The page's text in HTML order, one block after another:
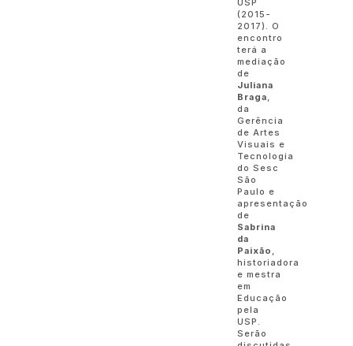
USP
(2015-
2017). O
encontro
terá a
mediação
de
Juliana
Braga,
da
Gerência
de Artes
Visuais e
Tecnologia
do Sesc
São
Paulo e
apresentação
de
Sabrina
da
Paixão ,
historiadora
e mestra
em
Educação
pela
USP.
Serão